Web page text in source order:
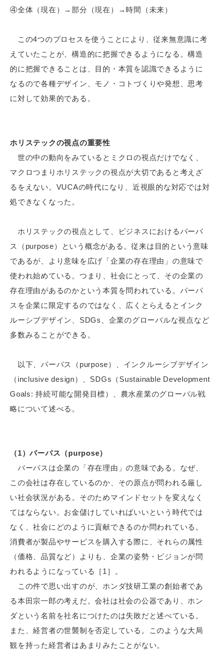
④全体（現在）→部分（現在）→時間（未来）
この4つのプロセスを使うことにより、従来無意識に考
えていたことが、構造的に把握できるようになる。構造
的に把握できることは、目的・本質を認識できるように
なるので各種デザイン、モノ・コトづくりや発想、思考
に対して効果的である。
ホリステックの視点の重要性
世の中の動向をみているとミクロの視点だけでなく、
マクロつまりホリステックの視点が大切であると考えざ
るをえない。VUCAの時代になり、近視眼的な対応では対
処できなくなった。
ホリステックの視点として、ビジネスにおけるパーパ
ス（purpose）という概念がある。従来は目的という意味
であるが、より意味を広げ「企業の存在理由」の意味で
使われ始めている。つまり、社会にとって、その企業の
存在理由があるのかという本質を問われている。パーパ
スを企業に限定するのではなく、広くとらえるとインク
ルーシブデザイン、SDGs、企業のグローバルな視点など
多数みることができる。
以下、パーパス（purpose）、インクルーシブデザイン
（inclusive design）、SDGs（Sustainable Development
Goals: 持続可能な開発目標）、農水産業のグローバル戦
略について述べる。
（1）パーパス（purpose）
パーパスは企業の「存在理由」の意味である。なぜ、
この会社は存在しているのか、その原点が問われる厳し
い社会状況がある。そのためマインドセットを変えなく
てはならない。お金儲けしていればいいという時代では
なく、社会にどのように貢献できるのか問われている。
消費者が製品やサービスを購入する際に、それらの属性
（価格、品質など）よりも、企業の姿勢・ビジョンが問
われるようになっている［1］。
この件で思い出すのが、ホンダ技研工業の創始者であ
る本田宗一郎の考えだ。会社は社会の公器であり、ホン
ダという名前を社名につけたのは失敗だと述べている。
また、経営者の世襲制を否定している。このような大局
観を持った経営者はあまりみたことがない。